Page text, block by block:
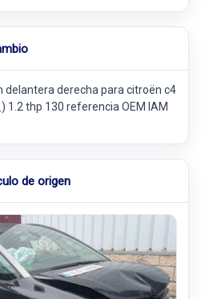
delantera derecha para citroën c4
1.2 thp 130 referencia OEM IAM
de origen